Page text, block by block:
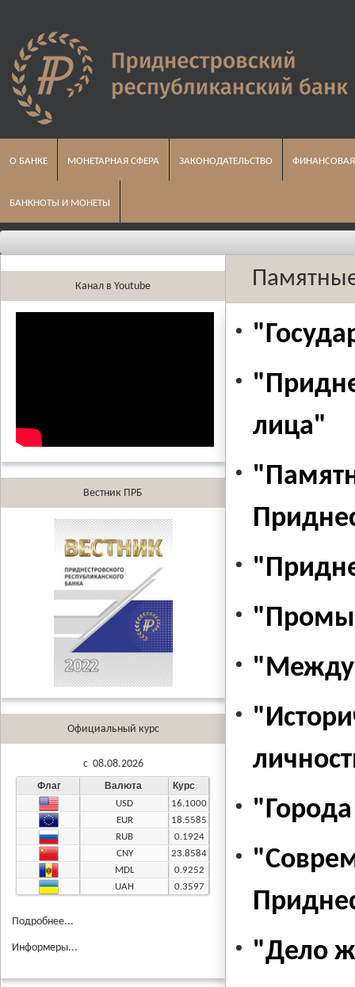
О БАНКЕ МОНЕТАРНАЯ СФЕРА ЗАКОНОДАТЕЛЬСТВО
БАНКНОТЫ И МОНЕТЫ
Канал в Youtube
Вестник ПРБ
Официальный курс
c 08.08.2026
Флаг Валюта Курс
USD
16.1000
EUR
18.5585
RUB
0.1924
CNY
23.8584
MDL
0.9252
UAH
0.3597
Подробнее...
Информеры...
лица"
"Дело